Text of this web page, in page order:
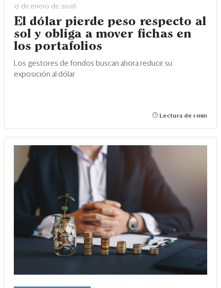
17 de enero de 2026
El dólar pierde peso respecto al
sol y obliga a mover fichas en
los portafolios
Los gestores de fondos buscan ahora reducir su
exposición al dólar
Lectura de 1 min